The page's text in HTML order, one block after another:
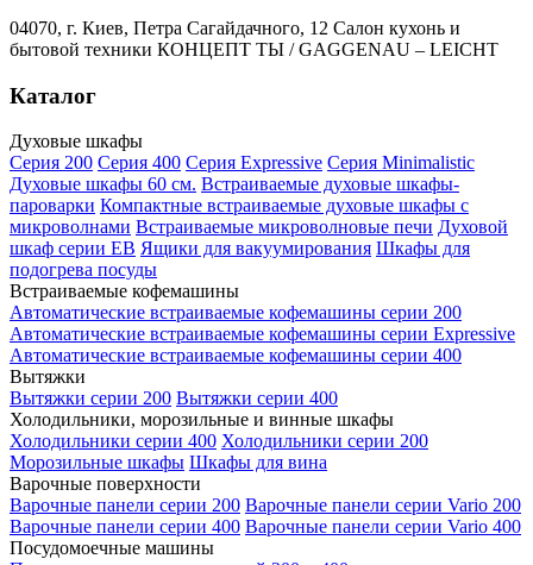
04070, г. Киев, Петра Сагайдачного, 12 Салон кухонь и
бытовой техники КОНЦЕПТ ТЫ / GAGGENAU – LEICHT
Каталог
Духовые шкафы
Серия 200 Серия 400 Серия Expressive Серия Minimalistic
Духовые шкафы 60 см. Встраиваемые духовые шкафы-
пароварки Компактные встраиваемые духовые шкафы с
микроволнами Встраиваемые микроволновые печи Духовой
шкаф серии EB Ящики для вакуумирования Шкафы для
подогрева посуды
Встраиваемые кофемашины
Автоматические встраиваемые кофемашины серии 200
Автоматические встраиваемые кофемашины серии Expressive
Автоматические встраиваемые кофемашины серии 400
Вытяжки
Вытяжки серии 200 Вытяжки серии 400
Холодильники, морозильные и винные шкафы
Холодильники серии 400 Холодильники серии 200
Морозильные шкафы Шкафы для вина
Варочные поверхности
Варочные панели серии 200 Варочные панели серии Vario 200
Варочные панели серии 400 Варочные панели серии Vario 400
Посудомоечные машины